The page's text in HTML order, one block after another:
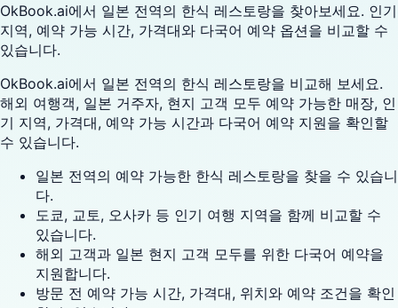
OkBook.ai에서 일본 전역의 한식 레스토랑을 찾아보세요. 인기
지역, 예약 가능 시간, 가격대와 다국어 예약 옵션을 비교할 수
있습니다.
OkBook.ai에서 일본 전역의 한식 레스토랑을 비교해 보세요.
해외 여행객, 일본 거주자, 현지 고객 모두 예약 가능한 매장, 인
기 지역, 가격대, 예약 가능 시간과 다국어 예약 지원을 확인할
수 있습니다.
일본 전역의 예약 가능한 한식 레스토랑을 찾을 수 있습니
다.
도쿄, 교토, 오사카 등 인기 여행 지역을 함께 비교할 수
있습니다.
해외 고객과 일본 현지 고객 모두를 위한 다국어 예약을
지원합니다.
방문 전 예약 가능 시간, 가격대, 위치와 예약 조건을 확인